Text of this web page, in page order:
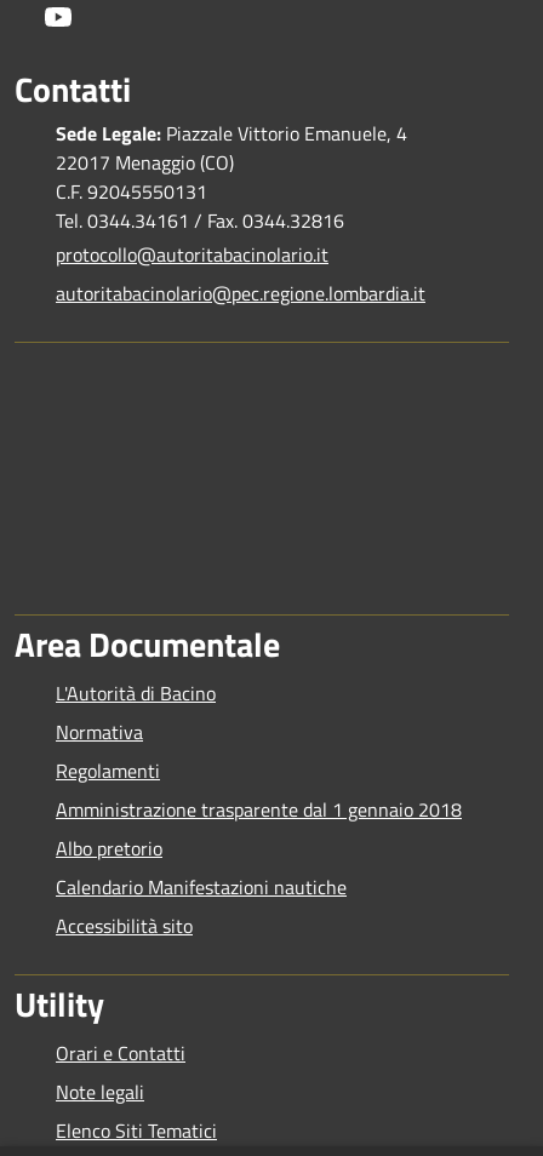
Contatti
Sede Legale: Piazzale Vittorio Emanuele, 4
22017 Menaggio (CO)
C.F. 92045550131
Tel. 0344.34161 / Fax. 0344.32816
protocollo@autoritabacinolario.it
autoritabacinolario@pec.regione.lombardia.it
Area Documentale
L'Autorità di Bacino
Normativa
Regolamenti
Amministrazione trasparente dal 1 gennaio 2018
Albo pretorio
Calendario Manifestazioni nautiche
Accessibilità sito
Utility
Orari e Contatti
Note legali
Elenco Siti Tematici